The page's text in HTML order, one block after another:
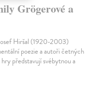
Grögerové a
Hiršal (1920-2003)
poezie a autoři četných
představují svébytnou a